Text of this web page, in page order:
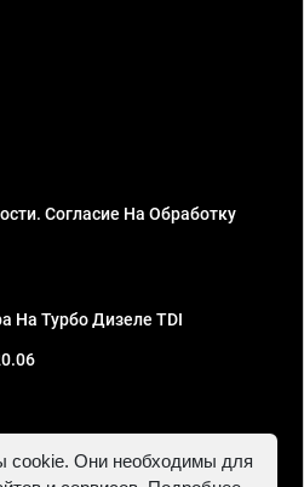
Согласие На Обработку
На Турбо Дизеле TDI
ИНН 781302555843,
cookie. Они необходимы для